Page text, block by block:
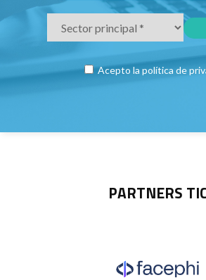
Acepto la política de
PARTNERS